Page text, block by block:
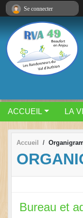
ACCUEIL LA
Accueil
Bureau et
Se connecter
Panneau de gestion